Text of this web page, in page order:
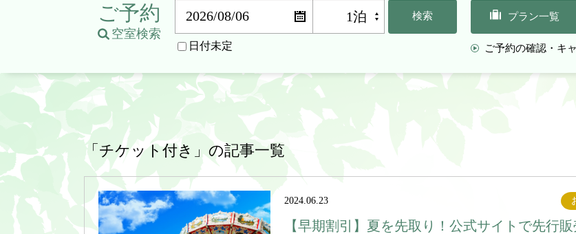
ご予約
空室検索
日付未定
1泊 検索 プラン一覧
ご予約の確認・キ
「チケット付き」の記事一覧
2024.06.23
【早期割引】夏を先取り！公式サイトで先行販